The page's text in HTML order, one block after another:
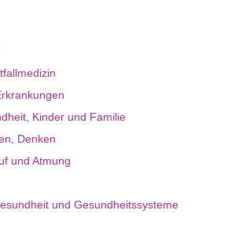
Kinder und Familie
Denken
und Atmung
und Gesundheitssysteme